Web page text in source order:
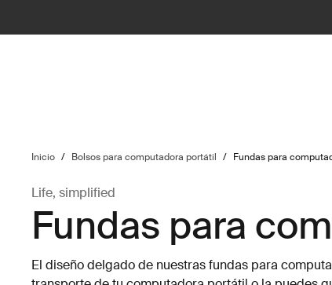
Inicio / Bolsos para computadora portátil / Fundas para
Life, simplified
Fundas para
El diseño delgado de nuestras fundas para